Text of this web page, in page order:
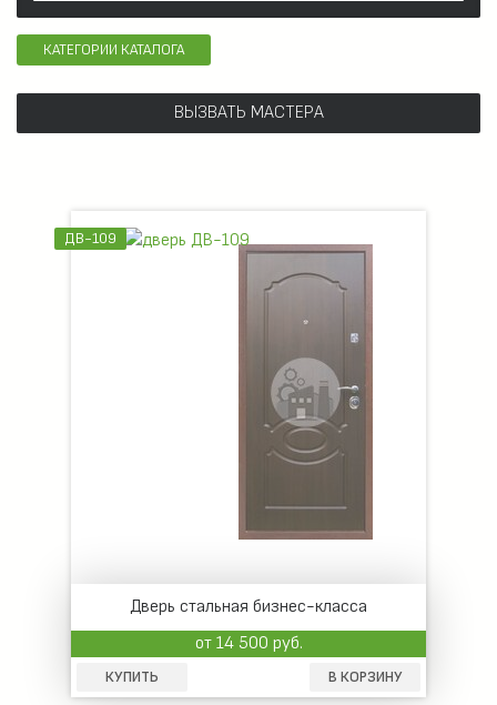
КАТЕГОРИИ КАТАЛОГА
ВЫЗВАТЬ МАСТЕРА
ДВ-109
Дверь стальная бизнес-класса
от 14 500 руб.
КУПИТЬ В КОРЗИНУ